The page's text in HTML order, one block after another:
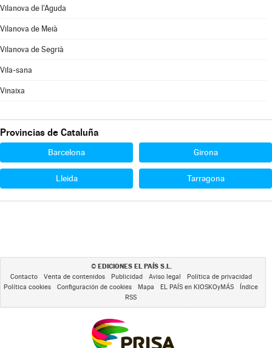
Vilanova de l'Aguda
Vilanova de Meià
Vilanova de Segrià
Vila-sana
Vinaixa
Provincias de Cataluña
Barcelona Girona
Lleida Tarragona
© EDICIONES EL PAÍS S.L.
Contacto Venta de contenidos Publicidad Aviso legal
Política de privacidad
Política cookies
Configuración de cookies Mapa EL PAÍS en KIOSKOyMÁS
Índice
RSS